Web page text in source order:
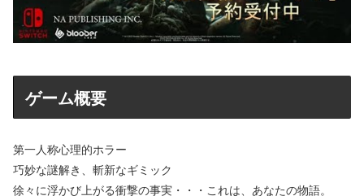
ゲーム概要
第一人称心理的ホラー
巧妙な謎解き、斬新なギミック
徐々に浮かび上がる衝撃の事実・・・これは、あなたの物語。